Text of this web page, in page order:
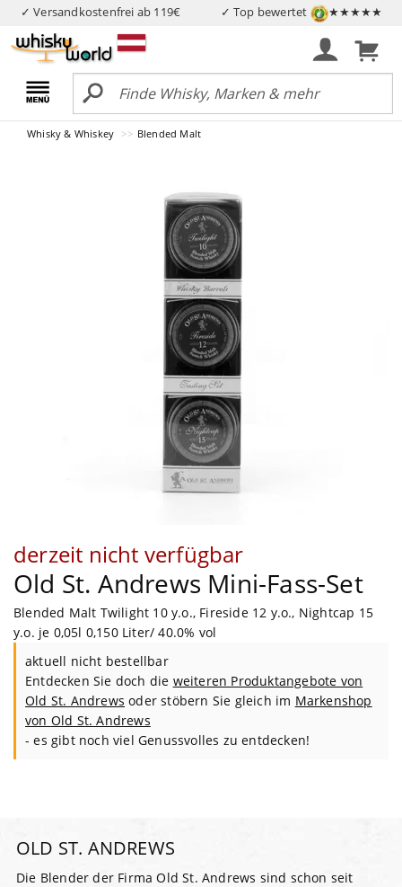
✓ Versandkostenfrei ab 119€ ✓ Top bewertet ★★★★★
Whisky & Whiskey Blended Malt
derzeit nicht verfügbar
Old St. Andrews Mini-Fass-Set
Blended Malt Twilight 10 y.o., Fireside 12 y.o., Nightcap 15
y.o. je 0,05l 0,150 Liter/ 40.0% vol
aktuell nicht bestellbar
Entdecken Sie doch die weiteren Produktangebote von
Old St. Andrews oder stöbern Sie gleich im Markenshop
von Old St. Andrews
- es gibt noch viel Genussvolles zu entdecken!
OLD ST. ANDREWS
Die Blender der Firma Old St. Andrews sind schon seit